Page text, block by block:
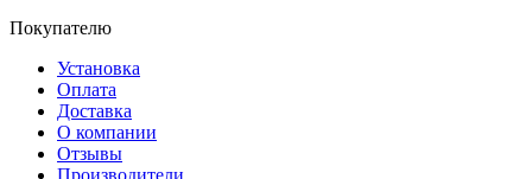
Покупателю
Установка
Оплата
Доставка
О компании
Отзывы